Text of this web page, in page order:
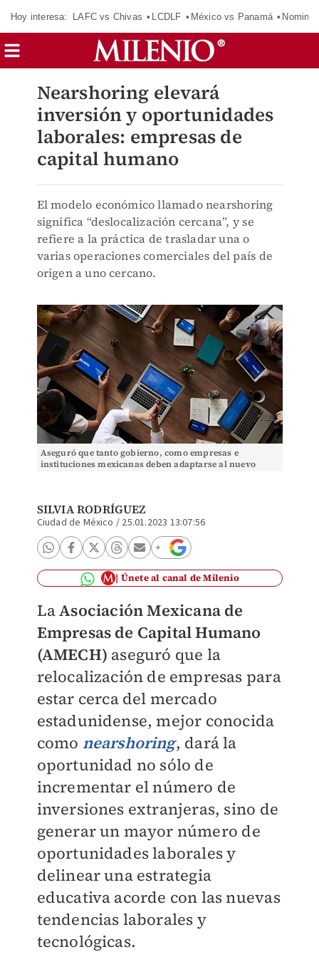
Hoy interesa: LAFC vs Chivas LCDLF México vs Panamá
Nearshoring elevará
inversión y oportunidades
laborales: empresas de
capital humano
El modelo económico llamado nearshoring
significa “deslocalización cercana”, y se
refiere a la práctica de trasladar una o
varias operaciones comerciales del país de
origen a uno cercano.
Aseguró que tanto gobierno, como empresas e
instituciones mexicanas deben adaptarse al nuevo
SILVIA RODRÍGUEZ
Ciudad de México / 25.01.2023 13:07:56
Únete al canal de Milenio
LaAsociación Mexicana de
Empresas de Capital Humano
(AMECH) aseguró que la
relocalización de empresas para
estar cerca del mercado
estadunidense, mejor conocida
como nearshoring, dará la
oportunidad no sólo de
incrementar el número de
inversiones extranjeras, sino de
generar un mayor número de
oportunidades laborales y
delinear una estrategia
educativa acorde con las nuevas
tendencias laborales y
tecnológicas.